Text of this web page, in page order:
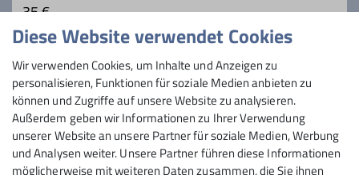
35 €
Maximale Teilnehmeranzahl
6
Diese Website verwendet Cookies
Wir verwenden Cookies, um Inhalte und Anzeigen zu
personalisieren, Funktionen für soziale Medien anbieten zu
können und Zugriffe auf unsere Website zu analysieren.
Außerdem geben wir Informationen zu Ihrer Verwendung
unserer Website an unsere Partner für soziale Medien, Werbung
und Analysen weiter. Unsere Partner führen diese Informationen
möglicherweise mit weiteren Daten zusammen, die Sie ihnen